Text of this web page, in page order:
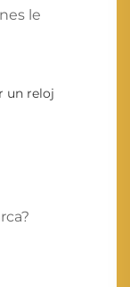
le
un reloj